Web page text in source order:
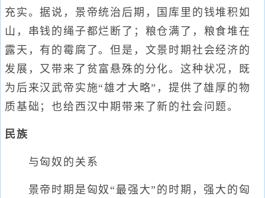
充实。据说，景帝统治后期，国库里的钱堆积如
山，串钱的绳子都烂断了；粮仓满了，粮食堆在
露天，有的霉腐了。但是，文景时期社会经济的
发展，又带来了贫富悬殊的分化。这种状况，既
为后来汉武帝实施“雄才大略”，提供了雄厚的物
质基础；也给西汉中期带来了新的社会问题。
民族
与匈奴的关系
景帝时期是匈奴“最强大”的时期，强大的匈